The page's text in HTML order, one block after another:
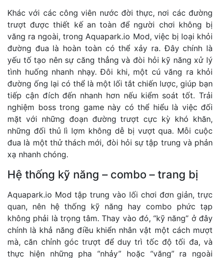
Khác với các công viên nước đời thực, nơi các đường
trượt được thiết kế an toàn để người chơi không bị
văng ra ngoài, trong Aquapark.io Mod, việc bị loại khỏi
đường đua là hoàn toàn có thể xảy ra. Đây chính là
yếu tố tạo nên sự căng thẳng và đòi hỏi kỹ năng xử lý
tình huống nhanh nhạy. Đôi khi, một cú văng ra khỏi
đường ống lại có thể là một lối tắt chiến lược, giúp bạn
tiếp cận đích đến nhanh hơn nếu kiểm soát tốt. Trải
nghiệm boss trong game này có thể hiểu là việc đối
mặt với những đoạn đường trượt cực kỳ khó khăn,
những đối thủ lì lợm không dễ bị vượt qua. Mỗi cuộc
đua là một thử thách mới, đòi hỏi sự tập trung và phản
xạ nhanh chóng.
Hệ thống kỹ năng – combo – trang bị
Aquapark.io Mod tập trung vào lối chơi đơn giản, trực
quan, nên hệ thống kỹ năng hay combo phức tạp
không phải là trọng tâm. Thay vào đó, “kỹ năng” ở đây
chính là khả năng điều khiển nhân vật một cách mượt
mà, căn chỉnh góc trượt để duy trì tốc độ tối đa, và
thực hiện những pha “nhảy” hoặc “văng” ra ngoài